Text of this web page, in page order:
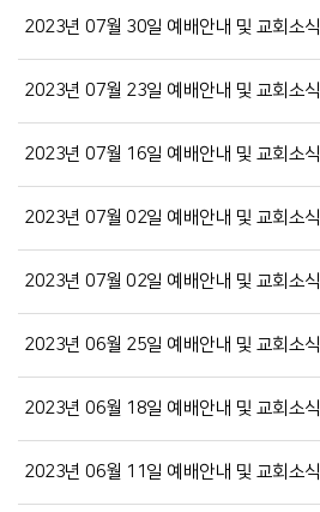
2023년 07월 30일 예배안내 및 교회소식
2023년 07월 23일 예배안내 및 교회소식
2023년 07월 16일 예배안내 및 교회소식
2023년 07월 02일 예배안내 및 교회소식
2023년 07월 02일 예배안내 및 교회소식
2023년 06월 25일 예배안내 및 교회소식
2023년 06월 18일 예배안내 및 교회소식
2023년 06월 11일 예배안내 및 교회소식